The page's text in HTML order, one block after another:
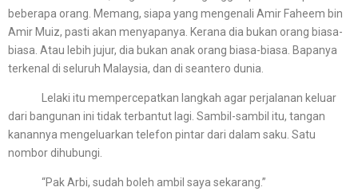
beberapa orang. Memang, siapa yang mengenali Amir Faheem bin
Amir Muiz, pasti akan menyapanya. Kerana dia bukan orang biasa-
biasa. Atau lebih jujur, dia bukan anak orang biasa-biasa. Bapanya
terkenal di seluruh Malaysia, dan di seantero dunia.
Lelaki itu mempercepatkan langkah agar perjalanan keluar
dari bangunan ini tidak terbantut lagi. Sambil-sambil itu, tangan
kanannya mengeluarkan telefon pintar dari dalam saku. Satu
nombor dihubungi.
“Pak Arbi, sudah boleh ambil saya sekarang.”